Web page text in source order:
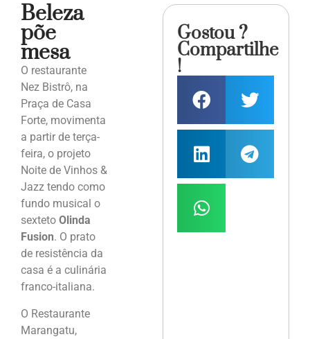
Beleza
põe
mesa
O restaurante
Nez Bistrô, na
Praça de Casa
Forte, movimenta
a partir de terça-
feira, o projeto
Noite de Vinhos &
Jazz tendo como
fundo musical o
sexteto Olinda
Fusion. O prato
de resistência da
casa é a culinária
franco-italiana.
O Restaurante
Marangatu,
Gostou ?
Compartilhe
!